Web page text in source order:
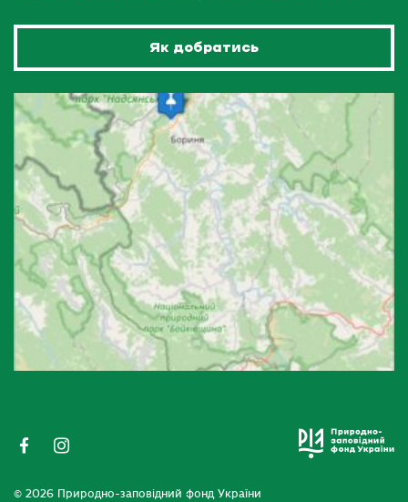
Як добратись
© 2026 Природно-заповідний фонд України